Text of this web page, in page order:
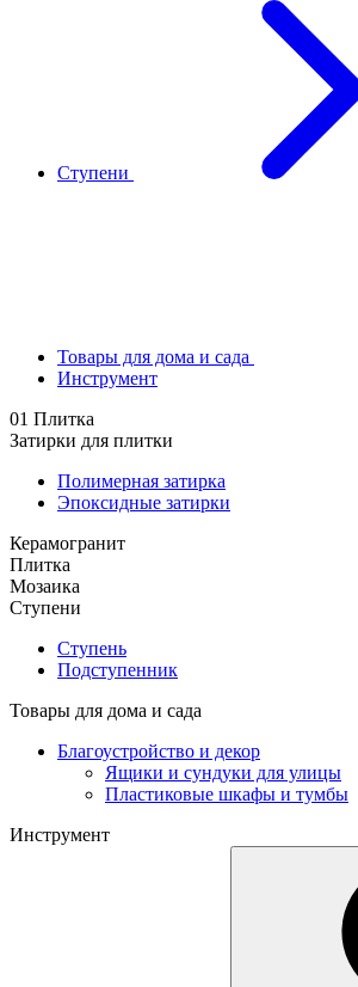
Ступени
Товары для дома и сада
Инструмент
01 Плитка
Затирки для плитки
Полимерная затирка
Эпоксидные затирки
Керамогранит
Плитка
Мозаика
Ступени
Ступень
Подступенник
Товары для дома и сада
Благоустройство и декор
Ящики и сундуки для улицы
Пластиковые шкафы и тумбы
Инструмент